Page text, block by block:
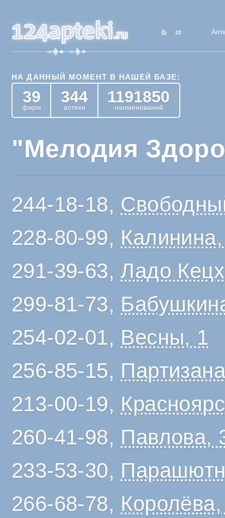
НА ДАННЫЙ МОМЕНТ В НАШЕЙ БАЗЕ:
39
фирм
344
аптеки
1191850
наименований
"Мелодия
244-18-18,
228-80-99,
291-39-63,Ладо
299-81-73,
254-02-01, Весны, 1
256-85-15,
213-00-19,
260-41-98, Павлова,
233-53-30,
266-68-78,